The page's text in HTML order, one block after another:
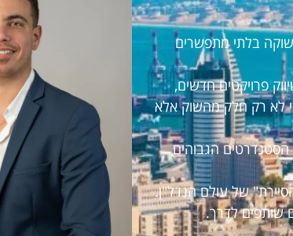
ותשוקה בלתי מתפשרים
פרויקטים חדשים,
לא רק חלק מהשוק אלא
הסטנדרטים הגבוהים
של עולם הנדל"ן.
שותפים לדרך.